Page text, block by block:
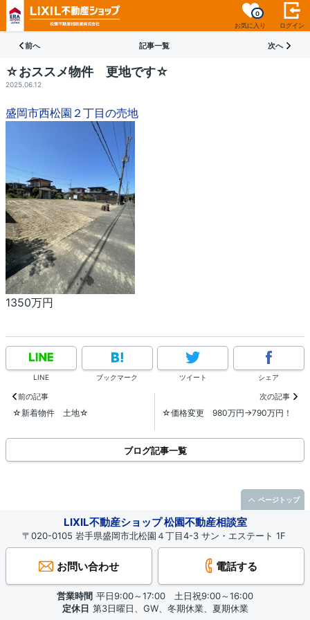
お気に入り
0
ログイン
前へ 記事一覧 次へ
☆おススメ物件 更地です☆
2025.06.12
盛岡市西松園２丁目の売地
1350万円
LINE ブックマーク ツイート シェア
前の記事
☆新着物件 土地☆
次の記事
☆価格変更 980万円→790万円！
ブログ記事一覧
LIXIL不動産ショップ 松園不動産相談室
〒020-0105 岩手県盛岡市北松園４丁目4-3 サン・エステート 1F
お問い合わせ 電話する
営業時間 平日9:00～17:00 土日祝9:00～16:00
定休日 第3日曜日、GW、冬期休業、夏期休業
ページトップ